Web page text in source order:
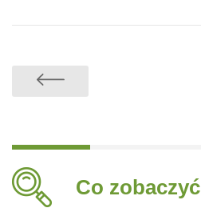
Co zobaczyć